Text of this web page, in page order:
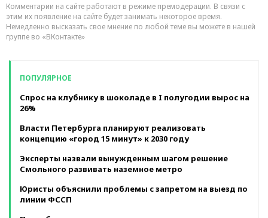
Комментарии на сайте работают в режиме премодерации. В связи с
этим их появление на сайте будет занимать некоторое время.
Немедленно высказать свое мнение по любой теме вы можете в нашей
группе во «ВКонтакте»
ПОПУЛЯРНОЕ
Спрос на клубнику в шоколаде в I полугодии вырос на
26%
Власти Петербурга планируют реализовать
концепцию «город 15 минут» к 2030 году
Эксперты назвали вынужденным шагом решение
Смольного развивать наземное метро
Юристы объяснили проблемы с запретом на выезд по
линии ФССП